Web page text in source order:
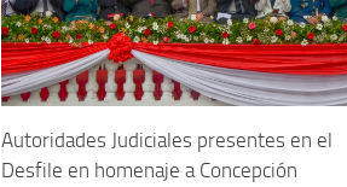
Autoridades Judiciales presentes en el
Desfile en homenaje a Concepción